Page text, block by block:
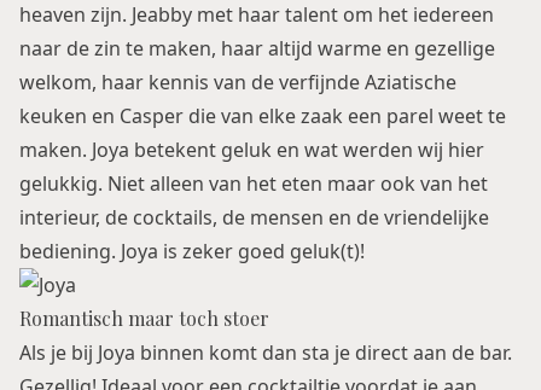
heaven zijn. Jeabby met haar talent om het iedereen
naar de zin te maken, haar altijd warme en gezellige
welkom, haar kennis van de verfijnde Aziatische
keuken en Casper die van elke zaak een parel weet te
maken. Joya betekent geluk en wat werden wij hier
gelukkig. Niet alleen van het eten maar ook van het
interieur, de cocktails, de mensen en de vriendelijke
bediening. Joya is zeker goed geluk(t)!
Romantisch maar toch stoer
Als je bij Joya binnen komt dan sta je direct aan de bar.